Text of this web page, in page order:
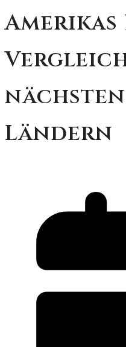
Amerikas
nächsten
Ländern